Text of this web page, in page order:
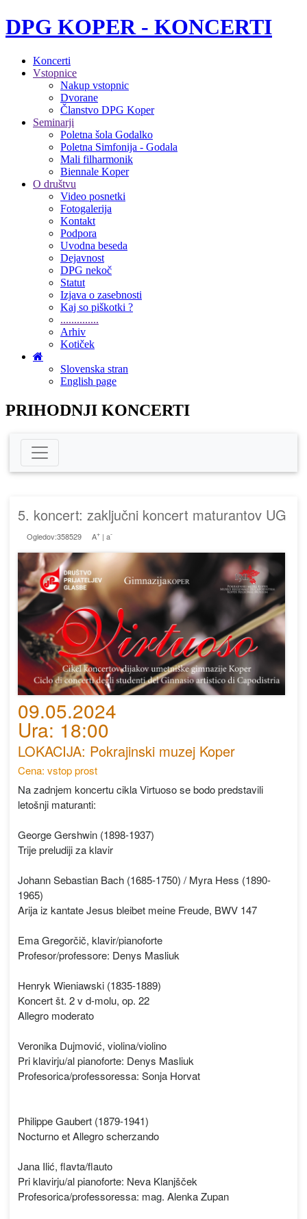
DPG KOPER - KONCERTI
Koncerti
Vstopnice
Nakup vstopnic
Dvorane
Članstvo DPG Koper
Seminarji
Poletna šola Godalko
Poletna Simfonija - Godala
Mali filharmonik
Biennale Koper
O društvu
Video posnetki
Fotogalerija
Kontakt
Podpora
Uvodna beseda
Dejavnost
DPG nekoč
Statut
Izjava o zasebnosti
Kaj so piškotki ?
..............
Arhiv
Kotiček
Slovenska stran
English page
PRIHODNJI KONCERTI
5. koncert: zaključni koncert maturantov UG
Ogledov:358529 A+| a-
09.05.2024
Ura: 18:00
LOKACIJA: Pokrajinski muzej Koper
Cena: vstop prost
Na zadnjem koncertu cikla Virtuoso se bodo predstavili
letošnji maturanti:
George Gershwin (1898-1937)
Trije preludiji za klavir
Johann Sebastian Bach (1685-1750) / Myra Hess (1890-
1965)
Arija iz kantate Jesus bleibet meine Freude, BWV 147
Ema Gregorčič, klavir/pianoforte
Profesor/professore: Denys Masliuk
Henryk Wieniawski (1835-1889)
Koncert št. 2 v d-molu, op. 22
Allegro moderato
Veronika Dujmović, violina/violino
Pri klavirju/al pianoforte: Denys Masliuk
Profesorica/professoressa: Sonja Horvat
Philippe Gaubert (1879-1941)
Nocturno et Allegro scherzando
Jana Ilić, flavta/flauto
Pri klavirju/al pianoforte: Neva Klanjšček
Profesorica/professoressa: mag. Alenka Zupan